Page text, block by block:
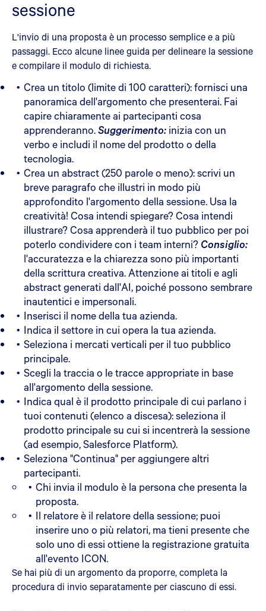
sessione
L'invio di una proposta è un processo semplice e a più
passaggi. Ecco alcune linee guida per delineare la sessione
e compilare il modulo di richiesta.
Crea un titolo (limite di 100 caratteri): fornisci una
panoramica dell'argomento che presenterai. Fai
capire chiaramente ai partecipanti cosa
apprenderanno.Suggerimento: inizia con un
verbo e includi il nome del prodotto o della
tecnologia.
Crea un abstract (250 parole o meno): scrivi un
breve paragrafo che illustri in modo più
approfondito l'argomento della sessione. Usa la
creatività! Cosa intendi spiegare? Cosa intendi
illustrare? Cosa apprenderà il tuo pubblico per poi
poterlo condividere con i team interni? Consiglio:
l'accuratezza e la chiarezza sono più importanti
della scrittura creativa. Attenzione ai titoli e agli
abstract generati dall'AI, poiché possono sembrare
inautentici e impersonali.
Inserisci il nome della tua azienda.
Indica il settore in cui opera la tua azienda.
Seleziona i mercati verticali per il tuo pubblico
principale.
Scegli la traccia o le tracce appropriate in base
all'argomento della sessione.
Indica qual è il prodotto principale di cui parlano i
tuoi contenuti (elenco a discesa): seleziona il
prodotto principale su cui si incentrerà la sessione
(ad esempio, Salesforce Platform).
Seleziona "Continua" per aggiungere altri
partecipanti.
Chi invia il modulo è la persona che presenta la
proposta.
Il relatore è il relatore della sessione; puoi
inserire uno o più relatori, ma tieni presente che
solo uno di essi ottiene la registrazione gratuita
all'evento ICON.
Se hai più di un argomento da proporre, completa la
procedura di invio separatamente per ciascuno di essi.